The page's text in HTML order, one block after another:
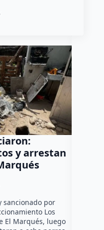
y arrestan
sancionado por
Los
El Marqués, luego